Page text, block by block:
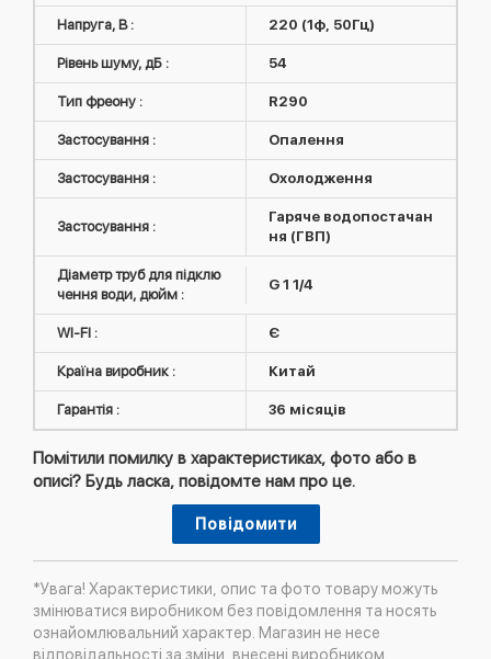
Напруга, В : 220 (1ф, 50Гц)
Рівень шуму, дБ : 54
Тип фреону : R290
Застосування : Опалення
Застосування : Охолодження
Застосування :
Гаряче водопостачан
ня (ГВП)
Діаметр труб для підклю
чення води, дюйм :
G 1 1/4
WI-FI : Є
Країна виробник : Китай
Гарантія : 36 місяців
Помітили помилку в характеристиках, фото або в
описі? Будь ласка, повідомте нам про це.
Повідомити
*Увага! Характеристики, опис та фото товару можуть
змінюватися виробником без повідомлення та носять
ознайомлювальний характер. Магазин не несе
відповідальності за зміни, внесені виробником.